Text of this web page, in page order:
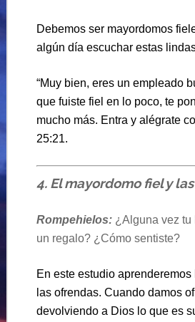
Debemos ser mayordomos
algún día escuchar estas
“Muy bien, eres un empleado
que fuiste fiel en lo poco, te
mucho más. Entra y alégrate
25:21.
4. El mayordomo fiel y
Rompehielos:¿Alguna vez tu
un regalo? ¿Cómo sentiste?
En este estudio
las ofrendas. Cuando damos
devolviendo a Dios lo que es